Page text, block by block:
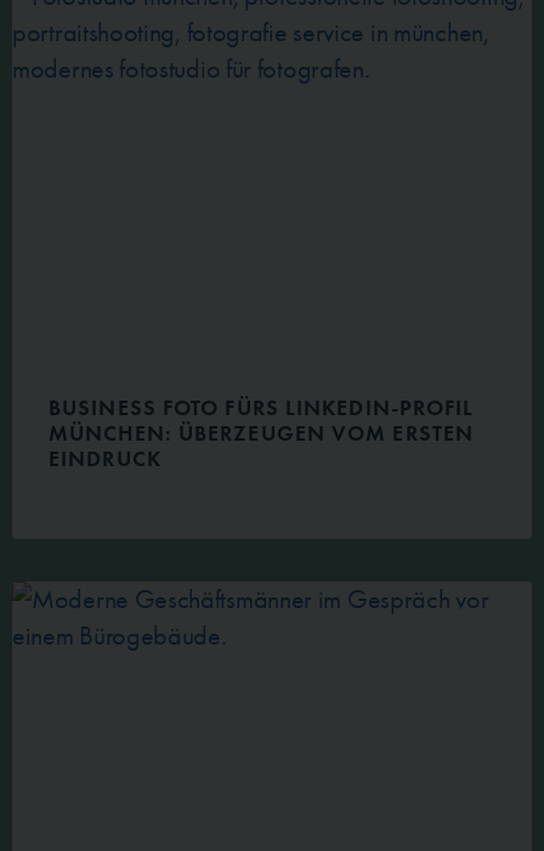
BUSINESS FOTO FÜRS LINKEDIN-PROFIL
MÜNCHEN: ÜBERZEUGEN VOM ERSTEN
EINDRUCK